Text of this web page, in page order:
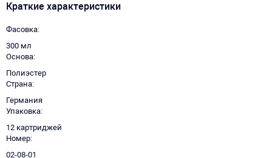
Краткие характеристики
Фасовка
300 мл
Основа
Полиэстер
Страна
Германия
Упаковка
12 картриджей
Номер
02-08-01